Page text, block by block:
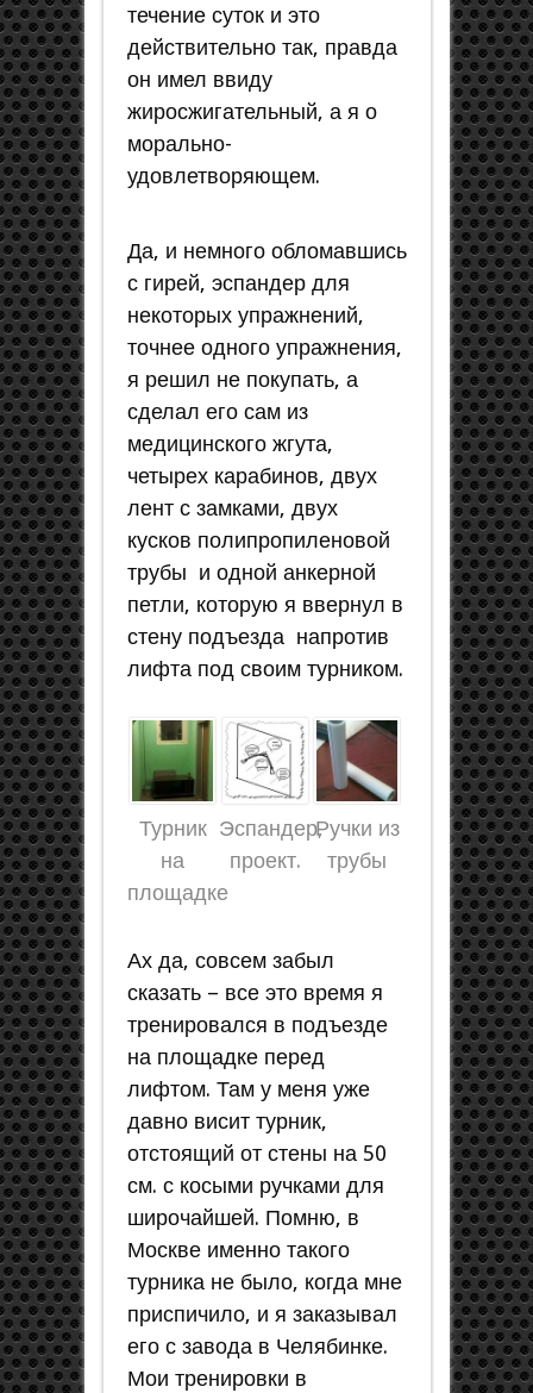
течение суток и это
действительно так, правда
он имел ввиду
жиросжигательный, а я о
морально-
удовлетворяющем.
Да, и немного обломавшись
с гирей, эспандер для
некоторых упражнений,
точнее одного упражнения,
я решил не покупать, а
сделал его сам из
медицинского жгута,
четырех карабинов, двух
лент с замками, двух
кусков полипропиленовой
трубы и одной анкерной
петли, которую я ввернул в
стену подъезда напротив
лифта под своим турником.
Турник
на
площадке
Эспандер,
проект.
Ручки из
трубы
Ах да, совсем забыл
сказать – все это время я
тренировался в подъезде
на площадке перед
лифтом. Там у меня уже
давно висит турник,
отстоящий от стены на 50
см. с косыми ручками для
широчайшей. Помню, в
Москве именно такого
турника не было, когда мне
приспичило, и я заказывал
его с завода в Челябинке.
Мои тренировки в